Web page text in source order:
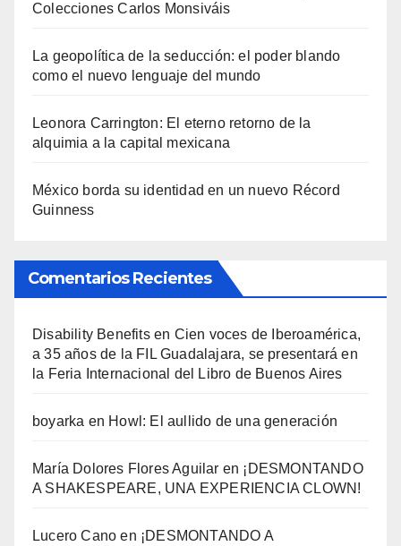
Colecciones Carlos Monsiváis
La geopolítica de la seducción: el poder blando
como el nuevo lenguaje del mundo
Leonora Carrington: El eterno retorno de la
alquimia a la capital mexicana
México borda su identidad en un nuevo Récord
Guinness
Comentarios Recientes
Disability Benefitsen Cien voces de Iberoamérica,
a 35 años de la FIL Guadalajara, se presentará en
la Feria Internacional del Libro de Buenos Aires
boyarka en Howl: El aullido de una generación
María Dolores Flores Aguilar en ¡DESMONTANDO
A SHAKESPEARE, UNA EXPERIENCIA CLOWN!
Lucero Cano en ¡DESMONTANDO A